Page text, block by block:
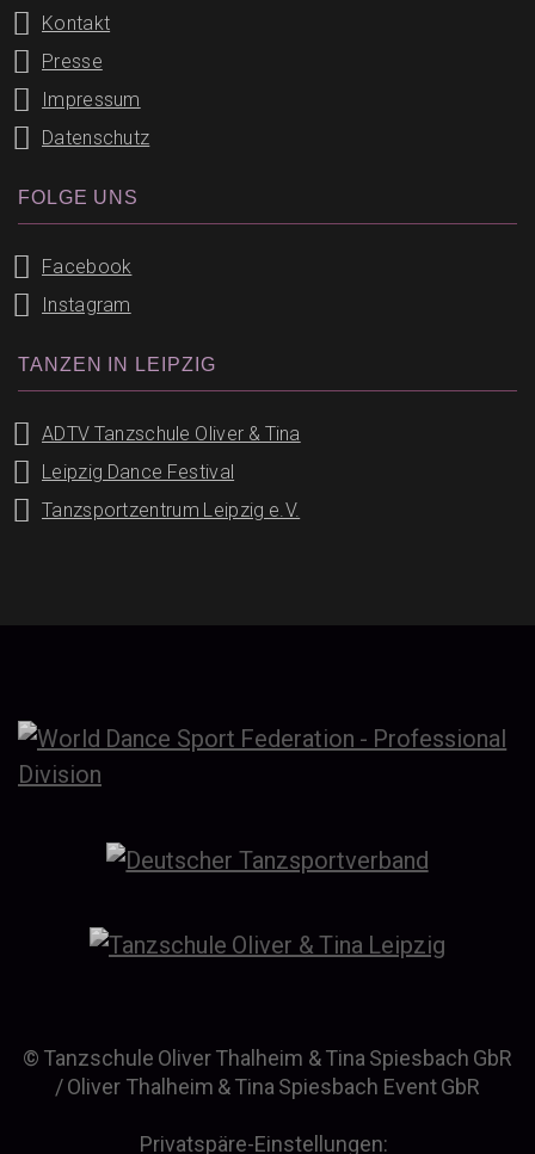
Kontakt
Presse
Impressum
Datenschutz
FOLGE UNS
Facebook
Instagram
TANZEN IN LEIPZIG
ADTV Tanzschule Oliver & Tina
Leipzig Dance Festival
Tanzsportzentrum Leipzig e.V.
© Tanzschule Oliver Thalheim & Tina Spiesbach GbR
/ Oliver Thalheim & Tina Spiesbach Event GbR
Privatspäre-Einstellungen: